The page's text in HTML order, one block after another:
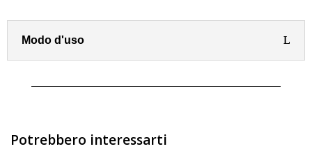
Modo d'uso
Potrebbero interessarti